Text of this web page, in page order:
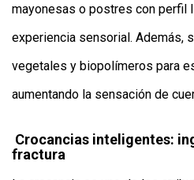
mayonesas o postres con perfil
experiencia sensorial. Además,
vegetales y biopolímeros para
aumentando la sensación de
Crocancias inteligentes:
fractura